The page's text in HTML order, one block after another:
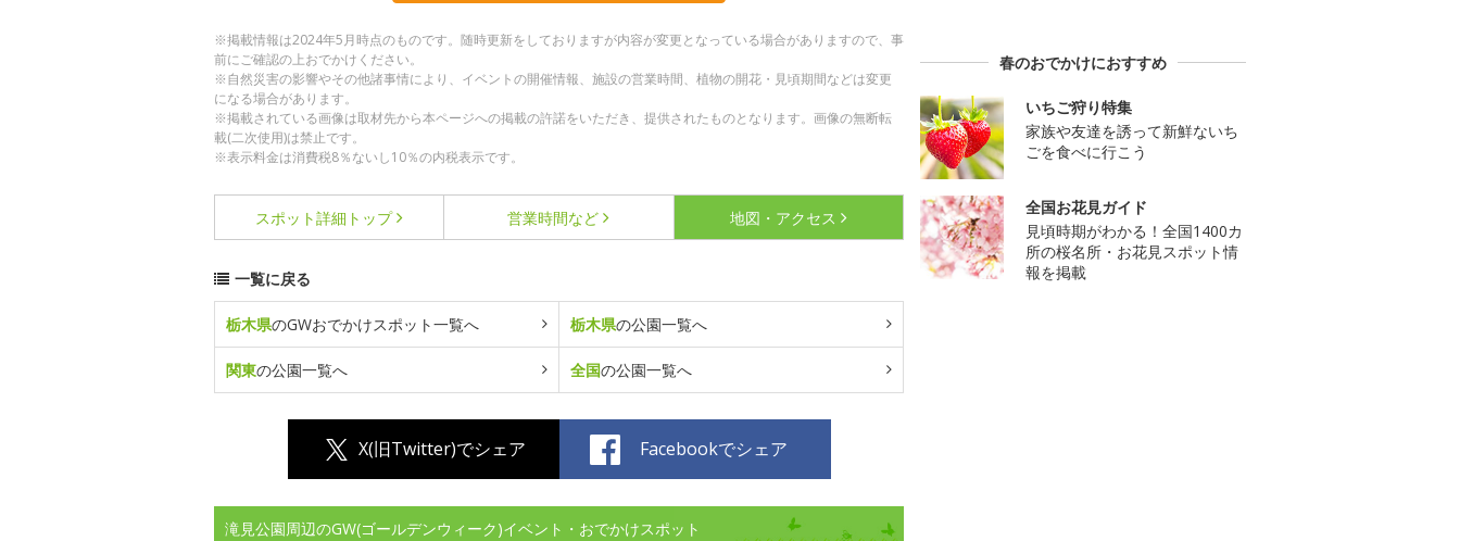
※掲載情報は2024年5月時点のものです。随時更新をしておりますが内容が変更となっている場合がありますので、事
前にご確認の上おでかけください。
※自然災害の影響やその他諸事情により、イベントの開催情報、施設の営業時間、植物の開花・見頃期間などは変更
になる場合があります。
※掲載されている画像は取材先から本ページへの掲載の許諾をいただき、提供されたものとなります。画像の無断転
載(二次使用)は禁止です。
※表示料金は消費税8％ないし10％の内税表示です。
スポット詳細 トップ 営業時間など 地図・アクセス
一覧に戻る
栃木県のGWおでかけスポット一覧へ 栃木県の公園一覧へ
関東の公園一覧へ 全国の公園一覧へ
X(旧Twitter)でシェア Facebookでシェア
滝見公園周辺のGW(ゴールデンウィーク)イベント・おでかけスポット
春のおでかけにおすすめ
いちご狩り特集
家族や友達を誘って新鮮ないち
ごを食べに行こう
全国お花見ガイド
見頃時期がわかる！全国1400カ
所の桜名所・お花見スポット情
報を掲載